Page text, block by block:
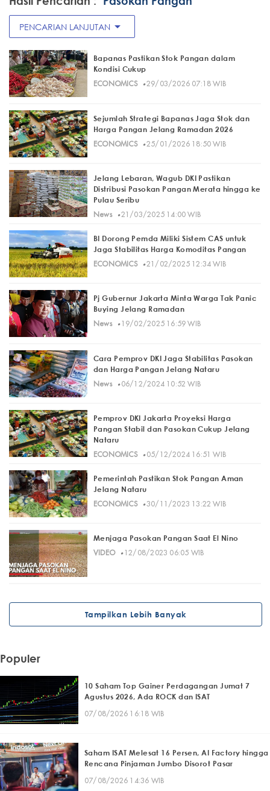
PENCARIAN LANJUTAN arrow_drop_down
Bapanas Pastikan Stok Pangan dalam
Kondisi Cukup
ECONOMICS· 29/03/2026 07:18 WIB
Sejumlah Strategi Bapanas Jaga Stok dan
Harga Pangan Jelang Ramadan 2026
ECONOMICS· 25/01/2026 18:50 WIB
Jelang Lebaran, Wagub DKI Pastikan
Distribusi Pasokan Pangan Merata hingga ke
Pulau Seribu
News· 21/03/2025 14:00 WIB
BI Dorong Pemda Miliki Sistem CAS untuk
Jaga Stabilitas Harga Komoditas Pangan
ECONOMICS· 21/02/2025 12:34 WIB
Pj Gubernur Jakarta Minta Warga Tak Panic
Buying Jelang Ramadan
News· 19/02/2025 16:59 WIB
Cara Pemprov DKI Jaga Stabilitas Pasokan
dan Harga Pangan Jelang Nataru
News· 06/12/2024 10:52 WIB
Pemprov DKI Jakarta Proyeksi Harga
Pangan Stabil dan Pasokan Cukup Jelang
Nataru
ECONOMICS· 05/12/2024 16:51 WIB
Pemerintah Pastikan Stok Pangan Aman
Jelang Nataru
ECONOMICS· 30/11/2023 13:22 WIB
Menjaga Pasokan Pangan Saat El Nino
VIDEO· 12/08/2023 06:05 WIB
Tampilkan Lebih Banyak
Populer
10 Saham Top Gainer Perdagangan Jumat 7
Agustus 2026, Ada ROCK dan ISAT
07/08/2026 16:18 WIB
Saham ISAT Melesat 16 Persen, AI Factory hingga
Rencana Pinjaman Jumbo Disorot Pasar
07/08/2026 14:36 WIB